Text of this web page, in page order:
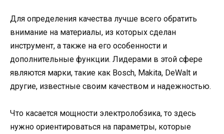
Для определения качества лучше всего обратить
внимание на материалы, из которых сделан
инструмент, а также на его особенности и
дополнительные функции. Лидерами в этой сфере
являются марки, такие как Bosch, Makita, DeWalt и
другие, известные своим качеством и надежностью.
Что касается мощности электролобзика, то здесь
нужно ориентироваться на параметры, которые